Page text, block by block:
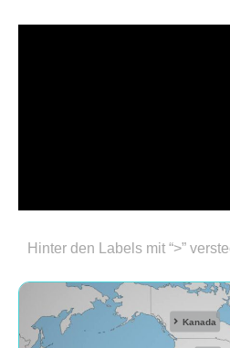
Kanada
Hinter den Labels mit “>”